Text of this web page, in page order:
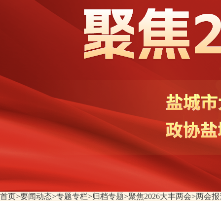
首页>要闻动态>专题专栏>归档专题>聚焦2026大丰两会>两会报